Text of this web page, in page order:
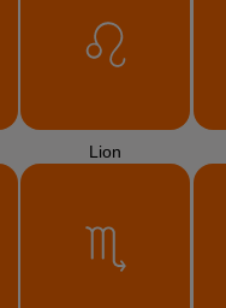
Lion